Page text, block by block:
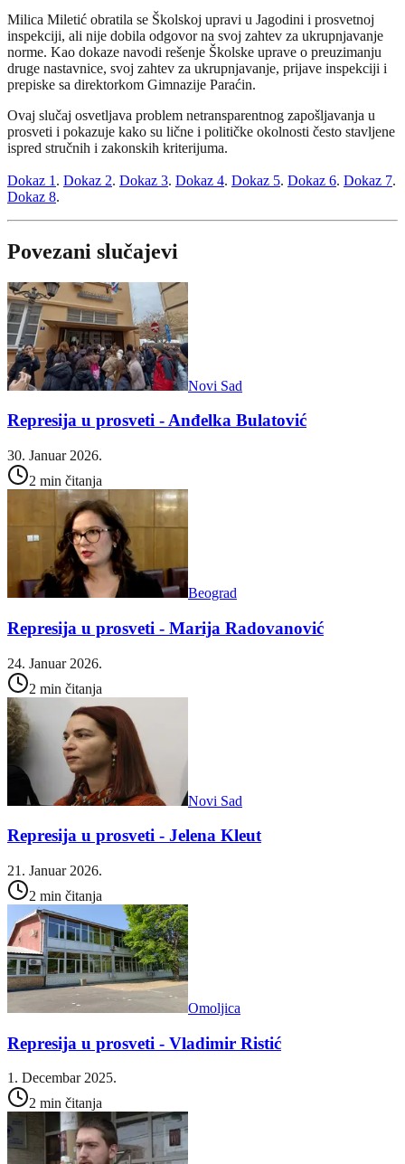
Milica Miletić obratila se Školskoj upravi u Jagodini i prosvetnoj
inspekciji, ali nije dobila odgovor na svoj zahtev za ukrupnjavanje
norme. Kao dokaze navodi rešenje Školske uprave o preuzimanju
druge nastavnice, svoj zahtev za ukrupnjavanje, prijave inspekciji i
prepiske sa direktorkom Gimnazije Paraćin.
Ovaj slučaj osvetljava problem netransparentnog zapošljavanja u
prosveti i pokazuje kako su lične i političke okolnosti često stav­ljene
ispred stručnih i zakonskih kriterijuma.
Dokaz 1 . Dokaz 2. Dokaz 3. Dokaz 4. Dokaz 5. Dokaz 6. Dokaz 7.
Dokaz 8.
Povezani slučajevi
Novi Sad
Represija u prosveti - Anđelka Bulatović
30. Januar 2026.
2 min čitanja
Beograd
Represija u prosveti - Marija Radovanović
24. Januar 2026.
2 min čitanja
Novi Sad
Represija u prosveti - Jelena Kleut
21. Januar 2026.
2 min čitanja
Omoljica
Represija u prosveti - Vladimir Ristić
1. Decembar 2025.
2 min čitanja